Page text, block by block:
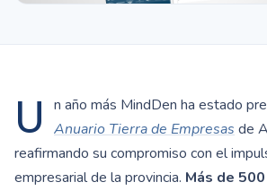
U n año más MindDen ha estado
Anuario Tierra de Empresas de
reafirmando su compromiso con el
empresarial de la provincia. Más de